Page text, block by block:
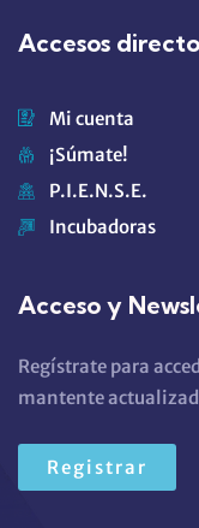
Accesos
Mi cuenta
¡Súmate!
P.I.E.N.S.E.
Incubadoras
Acceso y
Regístrate para
mantente
Registrar